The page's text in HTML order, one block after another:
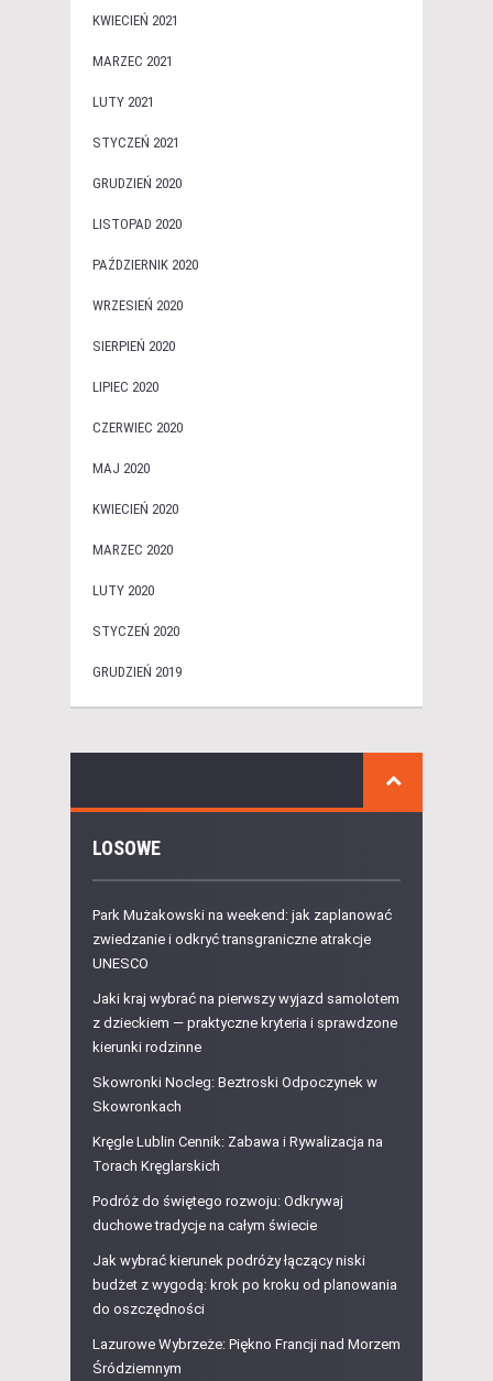
KWIECIEŃ 2021
MARZEC 2021
LUTY 2021
STYCZEŃ 2021
GRUDZIEŃ 2020
LISTOPAD 2020
PAŹDZIERNIK 2020
WRZESIEŃ 2020
SIERPIEŃ 2020
LIPIEC 2020
CZERWIEC 2020
MAJ 2020
KWIECIEŃ 2020
MARZEC 2020
LUTY 2020
STYCZEŃ 2020
GRUDZIEŃ 2019
LOSOWE
Park Mużakowski na weekend: jak zaplanować
zwiedzanie i odkryć transgraniczne atrakcje
UNESCO
Jaki kraj wybrać na pierwszy wyjazd samolotem
z dzieckiem — praktyczne kryteria i sprawdzone
kierunki rodzinne
Skowronki Nocleg: Beztroski Odpoczynek w
Skowronkach
Kręgle Lublin Cennik: Zabawa i Rywalizacja na
Torach Kręglarskich
Podróż do świętego rozwoju: Odkrywaj
duchowe tradycje na całym świecie
Jak wybrać kierunek podróży łączący niski
budżet z wygodą: krok po kroku od planowania
do oszczędności
Lazurowe Wybrzeże: Piękno Francji nad Morzem
Śródziemnym